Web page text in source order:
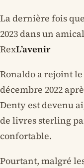
La dernière fois
2023 dans un
RexL’avenir
Ronaldo a rejoint
décembre 2022
Denty est devenu
de livres sterling
confortable.
Pourtant, malgré